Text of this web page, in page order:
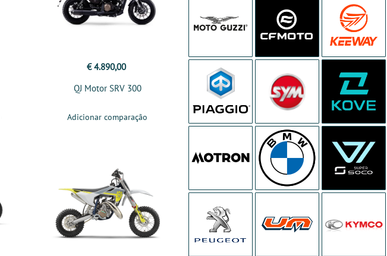
€ 4.890,00
QJ Motor SRV 300
Adicionar comparação